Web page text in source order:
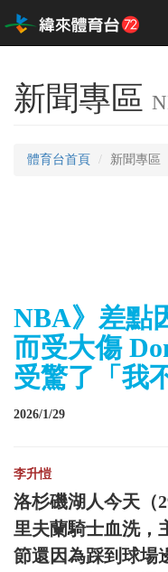
新聞專區
體育台首頁 新聞專區
NBA》差點
而受大傷
受驚了「我
2026/1/29
李升愷
洛杉磯湖人今天（
里夫蘭騎士血洗，
節還因為踩到球場